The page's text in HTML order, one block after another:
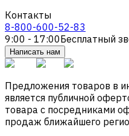
Контакты
8-800-600-52-83
9:00 - 17:00Бесплатный
Написать нам
Предложения товаров в
является публичной
товара с посредниками
продаж ближайшего